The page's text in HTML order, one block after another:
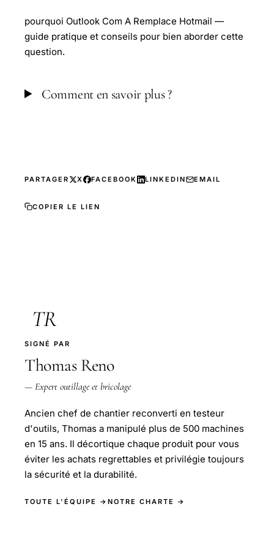
pourquoi Outlook Com A Remplace Hotmail —
guide pratique et conseils pour bien aborder cette
question.
Comment en savoir plus ?
PARTAGER X FACEBOOK LINKEDIN EMAIL
COPIER LE LIEN
TR
SIGNÉ PAR
Thomas Reno
— Expert outillage et bricolage
Ancien chef de chantier reconverti en testeur
d'outils, Thomas a manipulé plus de 500 machines
en 15 ans. Il décortique chaque produit pour vous
éviter les achats regrettables et privilégie toujours
la sécurité et la durabilité.
TOUTE L'ÉQUIPE → NOTRE CHARTE →